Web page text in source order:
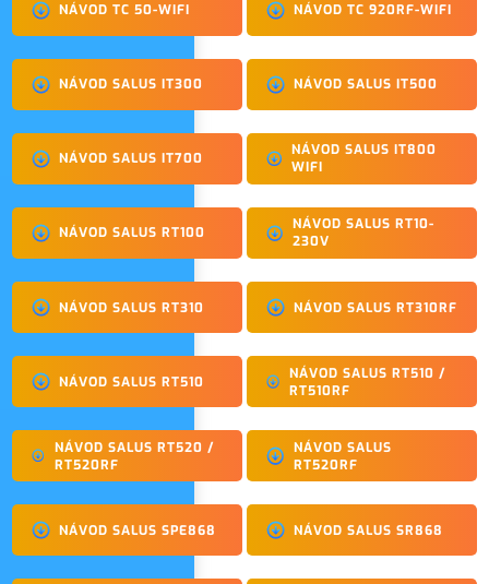
NÁVOD TC 50-WIFI NÁVOD TC 920RF-WIFI
NÁVOD SALUS IT300 NÁVOD SALUS IT500
NÁVOD SALUS IT700
NÁVOD SALUS IT800
WIFI
NÁVOD SALUS RT100
NÁVOD SALUS RT10-
230V
NÁVOD SALUS RT310 NÁVOD SALUS RT310RF
NÁVOD SALUS RT510
NÁVOD SALUS RT510 /
RT510RF
NÁVOD SALUS RT520 /
RT520RF
NÁVOD SALUS
RT520RF
NÁVOD SALUS SPE868 NÁVOD SALUS SR868